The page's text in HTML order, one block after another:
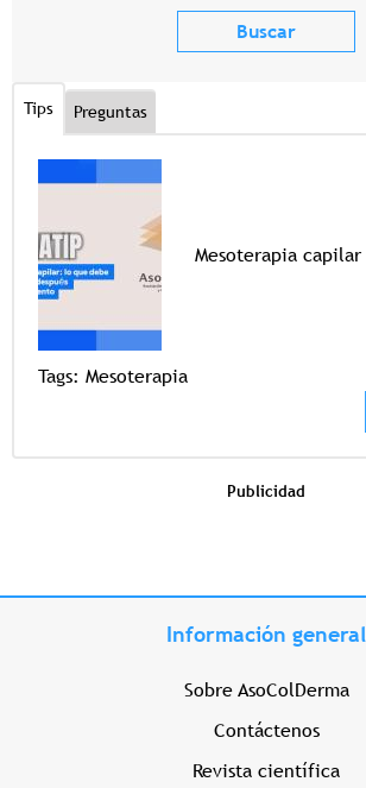
Tips Preguntas
Mesoterapia capilar
Tags: Mesoterapia
Publicidad
Información general
Sobre AsoColDerma
Contáctenos
Revista científica